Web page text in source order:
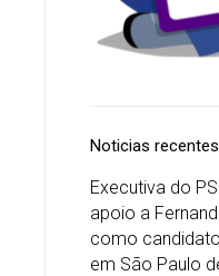
Noticias recentes
Executiva do
apoio a
como
em São Paulo